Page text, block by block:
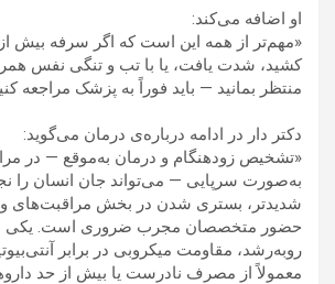
او اضافه می‌کند:
«مهم‌تر از همه این است که اگر سرفه بیش
کشید، شدت یافت، یا با تب و تنگی نفس
منتظر بمانید — باید فوراً به پزشک مراجعه
دکتر دار در ادامه درباره‌ی درمان می‌گوید:
«تشخیص زودهنگام و درمان به‌موقع — در
به‌صورت سرپایی — می‌تواند جان انسان را
شدیدتر، بستری شدن در بخش مراقبت‌های
حضور متخصصان مجرب ضروری است. یکی
رو‌به‌رشد، مقاومت میکروبی در برابر
معمولاً از مصرف نادرست یا بیش از حد